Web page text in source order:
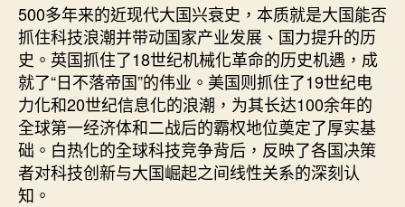
500多年来的近现代大国兴衰史，本质就是大国能否
抓住科技浪潮并带动国家产业发展、国力提升的历
史。英国抓住了18世纪机械化革命的历史机遇，成
就了“日不落帝国”的伟业。美国则抓住了19世纪电
力化和20世纪信息化的浪潮，为其长达100余年的
全球第一经济体和二战后的霸权地位奠定了厚实基
础。白热化的全球科技竞争背后，反映了各国决策
者对科技创新与大国崛起之间线性关系的深刻认
知。